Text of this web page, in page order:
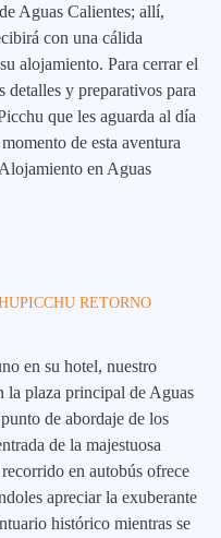
Aguas Calientes; allí,
con una cálida
alojamiento. Para cerrar el
detalles y preparativos para
que les aguarda al día
de esta aventura
en Aguas
RETORNO
en su hotel, nuestro
la plaza principal de Aguas
de abordaje de los
de la majestuosa
en autobús ofrece
apreciar la exuberante
histórico mientras se